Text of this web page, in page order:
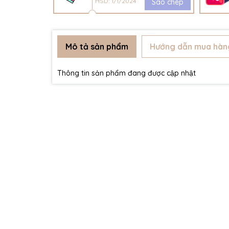
Sao chép
Mô tả sản phẩm Hướng dẫn mua
Thông tin sản phẩm đang được cập nhật